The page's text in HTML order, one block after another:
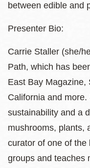
between edible and
​Presenter Bio:
Carrie Staller (she/
Path, which has
East Bay Magazine,
California and
sustainability and a
mushrooms, plants,
curator of one of the
groups and teaches